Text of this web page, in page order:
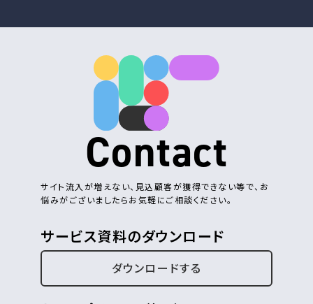
Contact
サイト流入が増えない、見込顧客が獲得できない等で、お
悩みがございましたらお気軽にご相談ください。
サービス資料のダウンロード
ダウンロードする